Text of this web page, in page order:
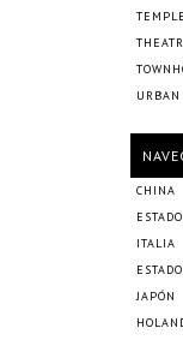
URBAN
CHINA
ITALIA
JAPÓN